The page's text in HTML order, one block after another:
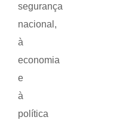
segurança
nacional,
à
economia
e
à
política